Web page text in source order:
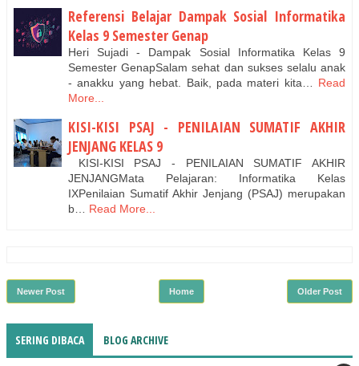
Referensi Belajar Dampak Sosial Informatika
Kelas 9 Semester Genap
Heri Sujadi - Dampak Sosial Informatika Kelas 9
Semester GenapSalam sehat dan sukses selalu anak
- anakku yang hebat. Baik, pada materi kita… Read
More...
KISI-KISI PSAJ - PENILAIAN SUMATIF AKHIR
JENJANG KELAS 9
KISI-KISI PSAJ - PENILAIAN SUMATIF AKHIR
JENJANGMata Pelajaran: Informatika Kelas
IXPenilaian Sumatif Akhir Jenjang (PSAJ) merupakan
b…
Read More...
Newer Post Older Post
Home
SERING DIBACA BLOG ARCHIVE